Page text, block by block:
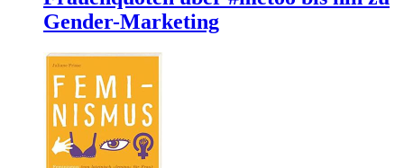
Gender-Marketing